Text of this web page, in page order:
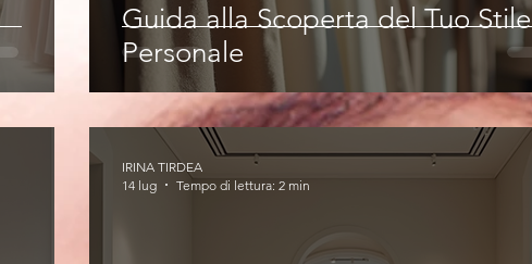
Guida alla Scoperta del Tuo Stile
Personale
IRINA TIRDEA
14 lug
Tempo di lettura: 2 min